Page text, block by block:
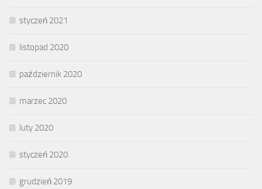
styczeń 2021
listopad 2020
październik 2020
marzec 2020
luty 2020
styczeń 2020
grudzień 2019